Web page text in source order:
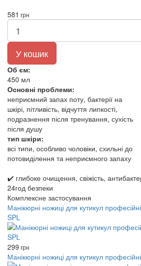
581 грн
У кошик
Об єм:
450 мл
Основні проблеми:
неприємний запах поту, бактерії на
шкірі, пітливість, відчуття липкості,
подразнення після тренування, сухість
після душу
тип шкіри:
всі типи, особливо чоловіки, схильні до
потовиділення та неприємного запаху
✔️ глибоке очищення, свіжість,
24год безпеки
Комплексне застосування
Манікюрні ножиці для кутикул
SPL
299 грн
Манікюрні ножиці для кутикул